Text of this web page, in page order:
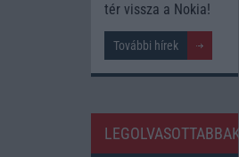
tér vissza a Nokia!
További hírek
LEGOLVASOTTABBAK